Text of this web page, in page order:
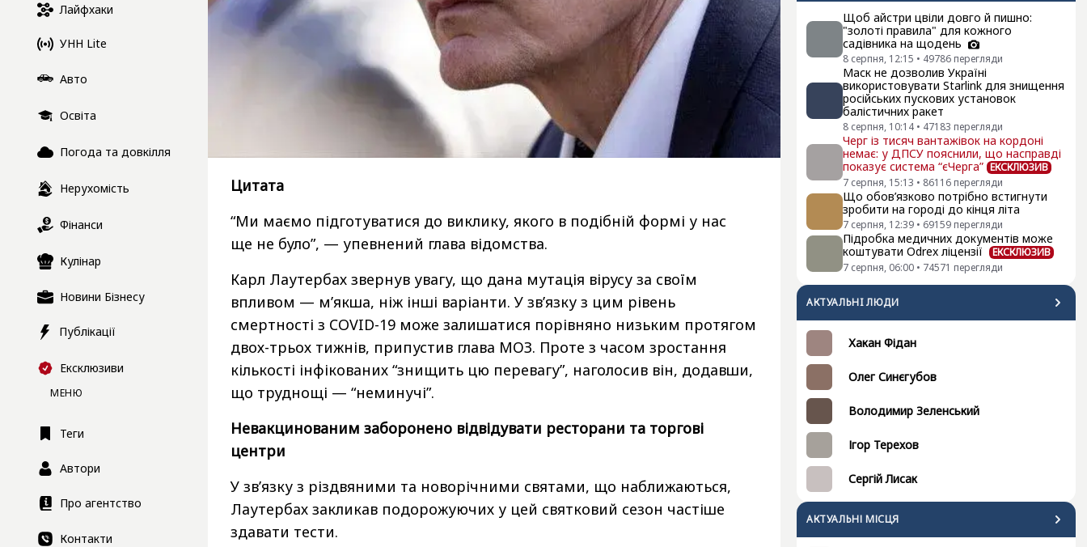
Лайфхаки
УНН Lite
Авто
Освіта
Погода та довкілля
Нерухомість
Фінанси
Кулінар
Новини Бізнесу
Публікації
Ексклюзиви
МЕНЮ
Теги
Автори
Про агентство
Контакти
Щоб айстри цвіли довго й пишно:
"золоті правила" для кожного
садівника на щодень
8 серпня, 12:15 • 49786 перегляди
Маск не дозволив Україні
використовувати Starlink для знищення
російських пускових установок
балістичних ракет
8 серпня, 10:14 • 47183 перегляди
Черг із тисяч вантажівок на кордоні
немає: у ДПСУ пояснили, що насправді
показує система “єЧерга” ЕКСКЛЮЗИВ
7 серпня, 15:13 • 86116 перегляди
Що обов’язково потрібно встигнути
зробити на городі до кінця літа
7 серпня, 12:39 • 69159 перегляди
Підробка медичних документів може
коштувати Odrex ліцензії
ЕКСКЛЮЗИВ
7 серпня, 06:00 • 74571 перегляди
АКТУАЛЬНI ЛЮДИ
Хакан Фідан
Олег Синєгубов
Володимир Зеленський
Ігор Терехов
Сергій Лисак
АКТУАЛЬНІ МІСЦЯ
Цитата
“Ми маємо підготуватися до виклику, якого в подібній формі у нас
ще не було”, — упевнений глава відомства.
Карл Лаутербах звернув увагу, що дана мутація вірусу за своїм
впливом — м’якша, ніж інші варіанти. У зв’язку з цим рівень
смертності з COVID-19 може залишатися порівняно низьким протягом
двох-трьох тижнів, припустив глава МОЗ. Проте з часом зростання
кількості інфікованих “знищить цю перевагу”, наголосив він, додавши,
що труднощі — “неминучі”.
Невакцинованим заборонено відвідувати ресторани та торгові
центри
У зв’язку з різдвяними та новорічними святами, що наближаються,
Лаутербах закликав подорожуючих у цей святковий сезон частіше
здавати тести.